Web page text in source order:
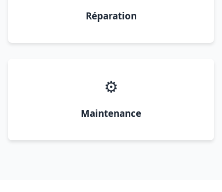
Réparation
⚙️
Maintenance